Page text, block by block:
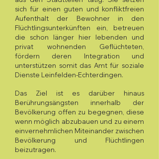
sich für einen guten und konfliktfreien
Aufenthalt der Bewohner in den
Flüchtlingsunterkünften ein, betreuen
die schon länger hier lebenden und
privat wohnenden Geflüchteten,
fördern deren Integration und
unterstützen somit das Amt für soziale
Dienste Leinfelden-Echterdingen.
Das Ziel ist es darüber hinaus
Berührungsängsten innerhalb der
Bevölkerung offen zu begegnen, diese
wenn möglich abzubauen und zu einem
einvernehmlichen Miteinander zwischen
Bevölkerung und Flüchtlingen
beizutragen.